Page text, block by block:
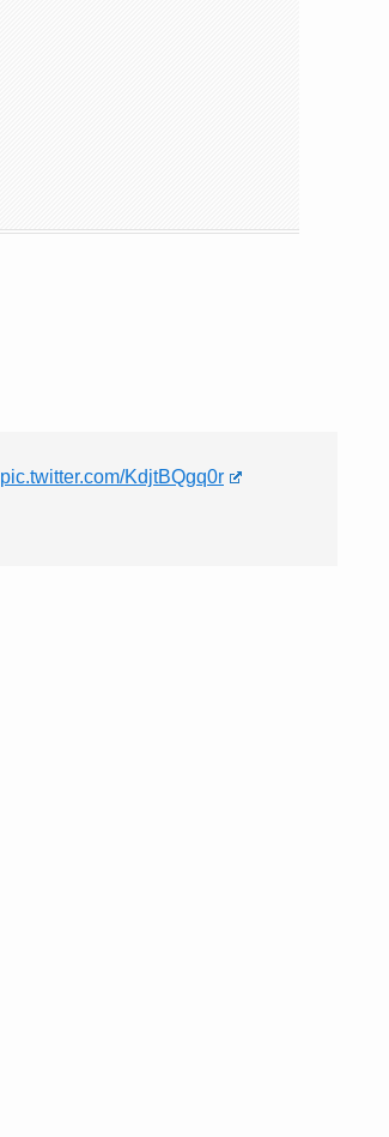
pic.twitter.com/KdjtBQgq0r